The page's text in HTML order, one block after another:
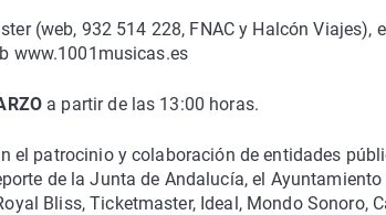
(web, 932 514 228, FNAC y Halcón Viajes),
www.1001musicas.es
a partir de las 13:00 horas.
el patrocinio y colaboración de entidades
de la Junta de Andalucía, el Ayuntamiento
Bliss, Ticketmaster, Ideal, Mondo Sonoro,